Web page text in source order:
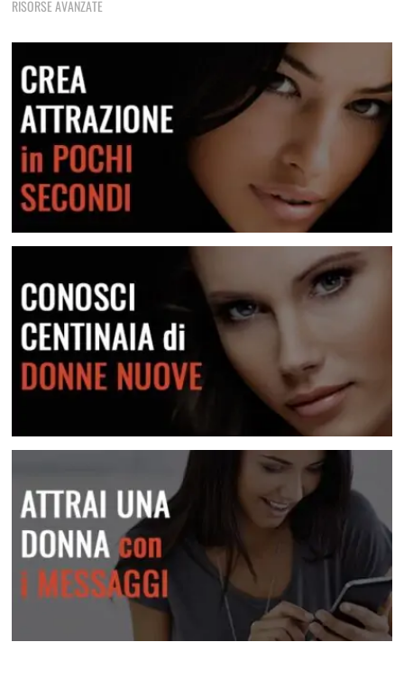
Una raccolta di messaggi per le varie situazioni
Lei Non Risponde Ai Messaggi? Come Risolvere
Scopri come risolvere questa situazione
RISORSE AVANZATE
Crea attrazione in pochi secondi
Conosci centinaia di donne nuove